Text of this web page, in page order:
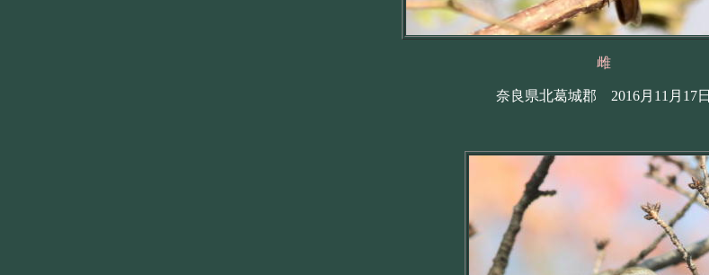
雌
奈良県北葛城郡 2016月11月17日